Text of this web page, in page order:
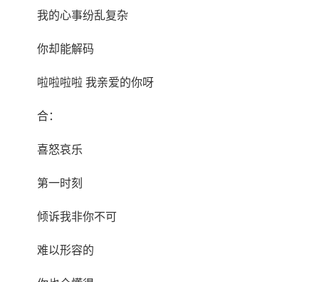
我的心事纷乱复杂
你却能解码
啦啦啦啦 我亲爱的你呀
合：
喜怒哀乐
第一时刻
倾诉我非你不可
难以形容的